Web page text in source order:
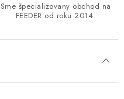
Sme špecializovany obchod na
FEEDER od roku 2014.